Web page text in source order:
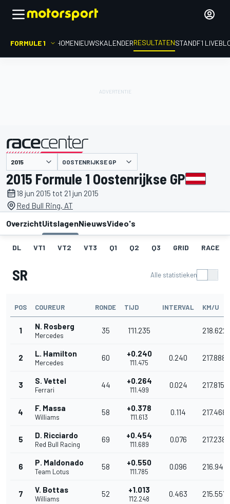
FORMULE 1 HOMENIEUWSKALENDERRESULTATENSTANDF1
gepresenteerd door OOSTENRIJKSE GP
2015 Formule 1 Oostenrijkse GP
18 jun 2015 tot 21 jun 2015
Red Bull Ring, AT
OverzichtUitslagenNieuwsVideo's
DL VT1 VT2 VT3 Q1 Q2 Q3 GRID RACE
SR Alle statistieken
POS COUREUR RONDE TIJD INTERVAL KM/U
1 N. Rosberg
Mercedes
35 1'11.235 218.622
2 L. Hamilton
Mercedes
60 +0.240
1'11.475
0.240 217.888
3 S. Vettel
Ferrari
44 +0.264
1'11.499
0.024 217.815
4 F. Massa
Williams
58 +0.378
1'11.613
0.114 217.468
5 D. Ricciardo
Red Bull Racing
69 +0.454
1'11.689
0.076 217.238
6 P. Maldonado
Team Lotus
58 +0.550
1'11.785
0.096 216.947
7 V. Bottas
Williams
52 +1.013
1'12.248
0.463 215.557